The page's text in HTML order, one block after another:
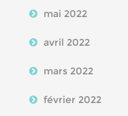
mai 2022
avril 2022
mars 2022
février 2022